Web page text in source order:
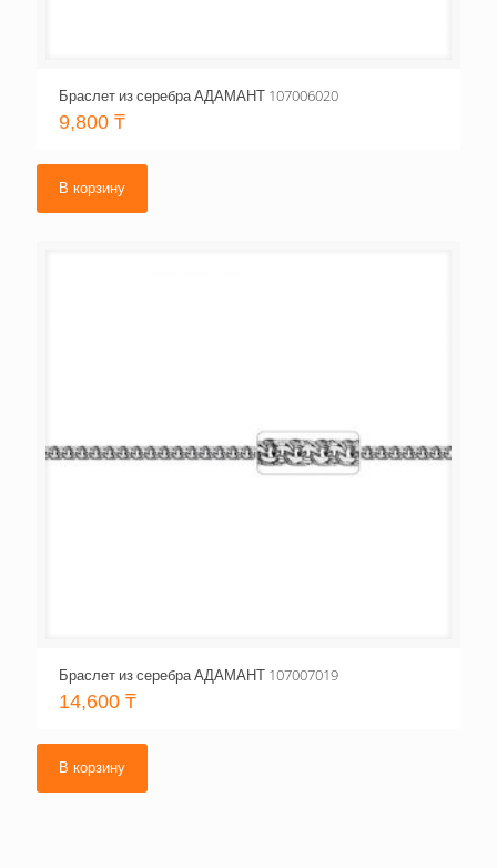
Браслет из серебра АДАМАНТ 107006020
9,800 ₸
В корзину
Браслет из серебра АДАМАНТ 107007019
14,600 ₸
В корзину